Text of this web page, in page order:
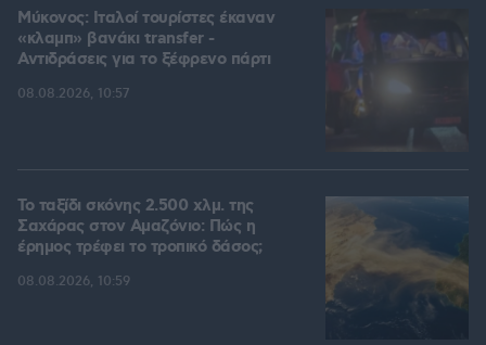
Μύκονος: Ιταλοί τουρίστες έκαναν
«κλαμπ» βανάκι transfer -
Αντιδράσεις για το ξέφρενο πάρτι
08.08.2026, 10:57
Το ταξίδι σκόνης 2.500 χλμ. της
Σαχάρας στον Αμαζόνιο: Πώς η
έρημος τρέφει το τροπικό δάσος;
08.08.2026, 10:59